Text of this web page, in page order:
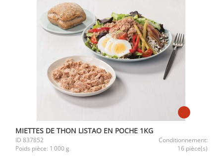
MIETTES DE THON LISTAO EN POCHE 1KG
ID 837852
Conditionnement:
Poids pièce: 1 000 g 16 pièce(s)